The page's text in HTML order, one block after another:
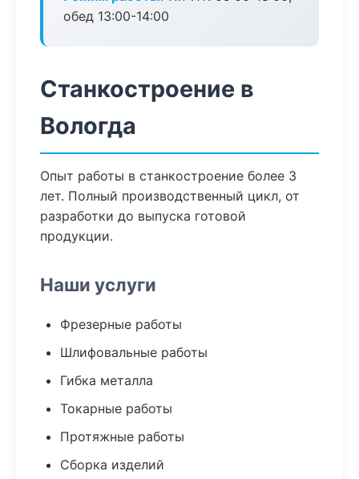
обед 13:00-14:00
Станкостроение в
Вологда
Опыт работы в станкостроение более 3
лет. Полный производственный цикл, от
разработки до выпуска готовой
продукции.
Наши услуги
Фрезерные работы
Шлифовальные работы
Гибка металла
Токарные работы
Протяжные работы
Сборка изделий